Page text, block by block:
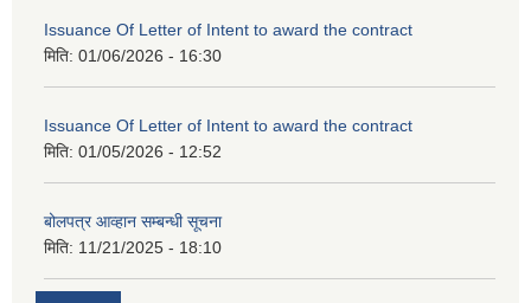
Issuance Of Letter of Intent to award the contract
मिति: 01/06/2026 - 16:30
Issuance Of Letter of Intent to award the contract
मिति: 01/05/2026 - 12:52
बोलपत्र आव्हान सम्बन्धी सूचना
मिति: 11/21/2025 - 18:10